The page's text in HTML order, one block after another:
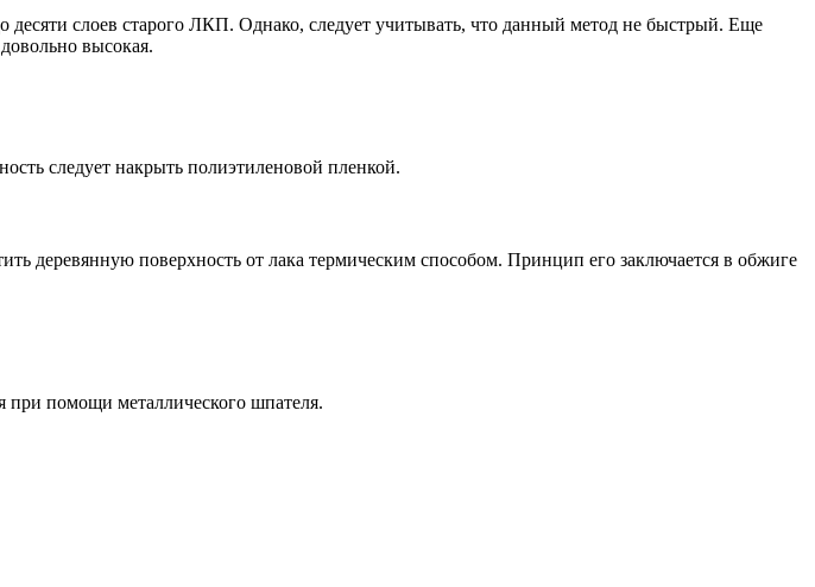
десяти слоев старого ЛКП. Однако, следует учитывать, что данный метод не быстрый. Еще
высокая.
следует накрыть полиэтиленовой пленкой.
деревянную поверхность от лака термическим способом. Принцип его заключается в обжиге
при помощи металлического шпателя.